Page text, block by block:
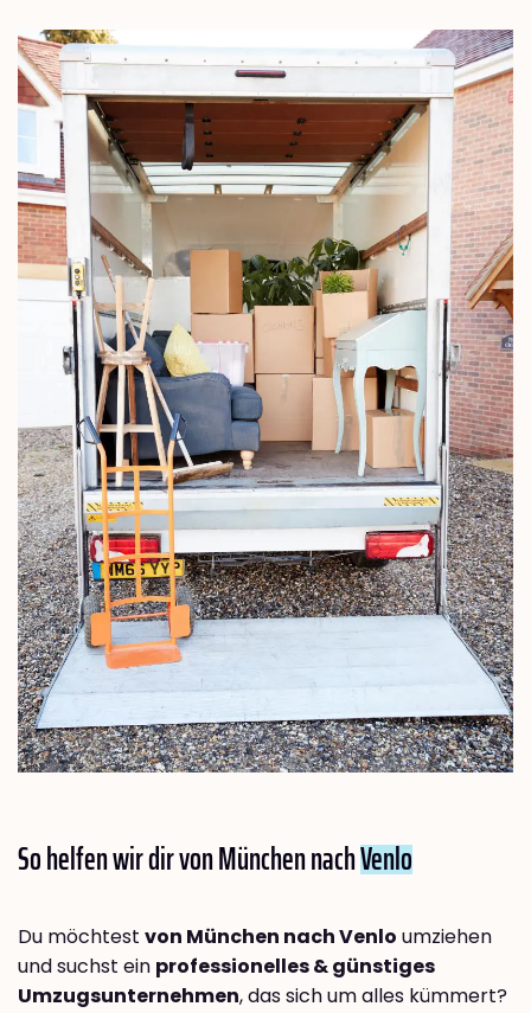
So helfen wir dir von München nachVenlo
Du möchtest von München nach Venlo umziehen
und suchst ein professionelles & günstiges
Umzugsunternehmen, das sich um alles kümmert?